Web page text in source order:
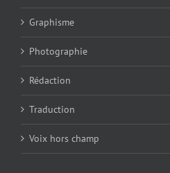
Graphisme
Photographie
Rédaction
Traduction
Voix hors champ